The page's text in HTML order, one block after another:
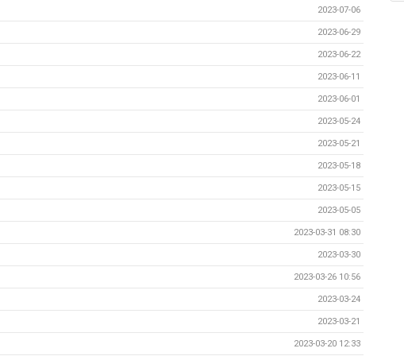
2023-07-06
2023-06-29
2023-06-22
2023-06-11
2023-06-01
2023-05-24
2023-05-21
2023-05-18
2023-05-15
2023-05-05
2023-03-31 08:30
2023-03-30
2023-03-26 10:56
2023-03-24
2023-03-21
2023-03-20 12:33